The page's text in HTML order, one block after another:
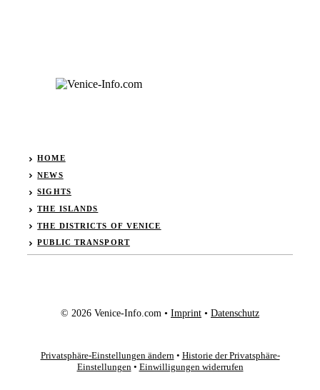
HOME
NEWS
SIGHTS
THE ISLANDS
THE DISTRICTS OF VENICE
PUBLIC TRANSPORT
© 2026 Venice-Info.com • Imprint • Datenschutz
Privatsphäre-Einstellungen ändern • Historie der Privatsphäre-
Einstellungen • Einwilligungen widerrufen